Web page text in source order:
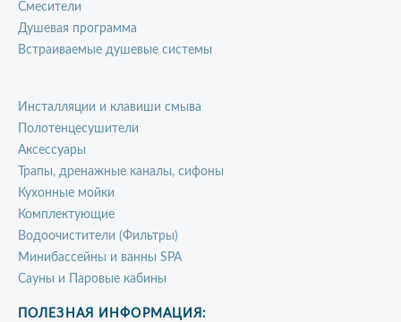
Смесители
Душевая программа
Встраиваемые душевые системы
Инсталляции и клавиши смыва
Полотенцесушители
Аксессуары
Трапы, дренажные каналы, сифоны
Кухонные мойки
Комплектующие
Водоочистители (Фильтры)
Минибассейны и ванны SPA
Сауны и Паровые кабины
ПОЛЕЗНАЯ ИНФОРМАЦИЯ: